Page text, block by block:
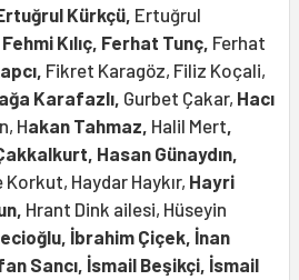
Kürkçü, Ertuğrul
Fehmi Kılıç, Ferhat Tunç, Ferhat
Fikret Karagöz, Filiz Koçali,
Karafazlı, Gurbet Çakar, Hacı
Hakan Tahmaz, Halil Mert,
Hasan Günaydın,
Korkut, Haydar Haykır, Hayri
Hrant Dink ailesi, Hüseyin
İbrahim Çiçek, İnan
Sancı, İsmail Beşikçi, İsmail